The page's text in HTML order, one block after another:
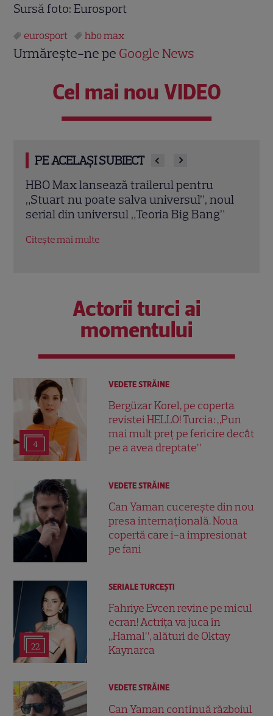
Sursă foto: Eurosport
eurosport hbo max
Urmărește-ne pe Google News
Cel mai nou VIDEO
PE ACELAȘI SUBIECT
Larry David revine la HBO într-un proiect
istoric cu Barack și Michelle Obama!
Când începe serialul „Viața, Larry și
Actorii turci ai
momentului
4
VEDETE STRĂINE
Bergüzar Korel, pe coperta
revistei HELLO! Turcia: „Pun
mai mult preț pe fericire decât
pe a avea dreptate”
VEDETE STRĂINE
Can Yaman cucerește din nou
presa internațională. Noua
copertă care i-a impresionat
pe fani
22
SERIALE TURCEŞTI
Fahriye Evcen revine pe micul
ecran! Actrița va juca în
„Hamal”, alături de Oktay
Kaynarca
VEDETE STRĂINE
Can Yaman continuă războiul